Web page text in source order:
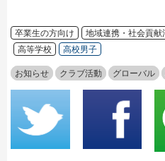
卒業生の方向け 地域連携・社会貢献
高等学校
高校男子
お知らせ クラブ活動 グローバル